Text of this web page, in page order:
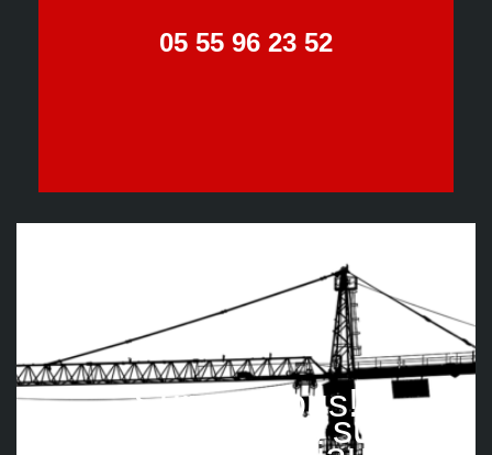
05 55 96 23 52
Suivez nous!
Retrouvez-nous sur les